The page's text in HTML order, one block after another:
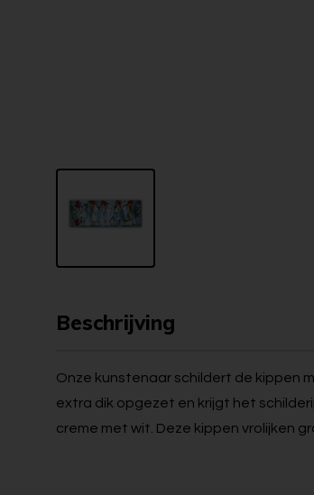
Beschrijving
Onze kunstenaar schildert de kippen
extra dik opgezet en krijgt het
creme met wit. Deze kippen vrolijken